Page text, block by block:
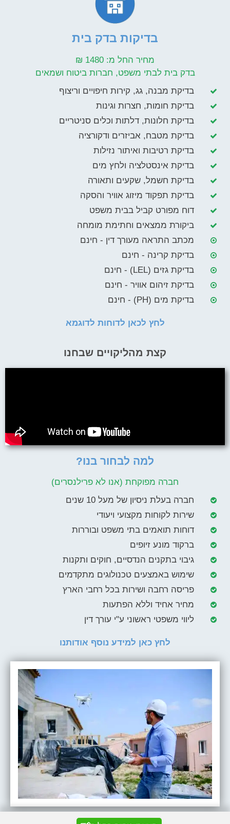
בדיקות בדק בית
מחיר החל מ: 1480 ₪
בדק בית לבתי משפט, חברות ביטוח ושמאים
בדיקת מבנה, גג, קירות חיפויים וריצוף
בדיקת חומות, חצרות וגינות
בדיקת חלונות, דלתות וכלים סניטריים
בדיקת מטבח, אביזרים ודקורציה
בדיקת רטיבות ואיתור נזילות
בדיקת אינסטלציה ולחץ מים
בדיקת חשמל, שקעים ותאורה
בדיקת תפקוד מיזוג אוויר והסקה
דוח מפורט קביל בבית משפט
ביקורת ממצאים וחתימת מומחה
מכתב התראה מעורך דין - חינם
בדיקת קרינה - חינם
בדיקת גזים (LEL) - חינם
בדיקת זיהום אוויר - חינם
בדיקת מים (PH) - חינם
לחץ לכאן לדוחות לדוגמא
קצת מהליקויים שבחנו
למה לבחור בנו?
חברה מפוקחת (אנו לא פרילנסרים)
חברה בעלת ניסיון של מעל 10 שנים
שירות לקוחות מקצועי ויעודי
דוחות תואמים בתי משפט ובוררות
ברקוד מונע זיופים
גיבוי בתקנים הנדסיים, חוקים ותקנות
שימוש באמצעים טכנולוגים מתקדמים
פריסה רחבה ושירות בכל רחבי הארץ​
מחיר אחיד וללא הפתעות
ליווי משפטי ראשוני ע"י עורך דין
לחץ כאן למידע נוסף אודותנו